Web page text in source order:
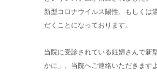
新型コロナウイルス陽性、もしくは
だくことになっております。
当院に受診されている妊婦さんで新
かに」、当院へご連絡いただきます